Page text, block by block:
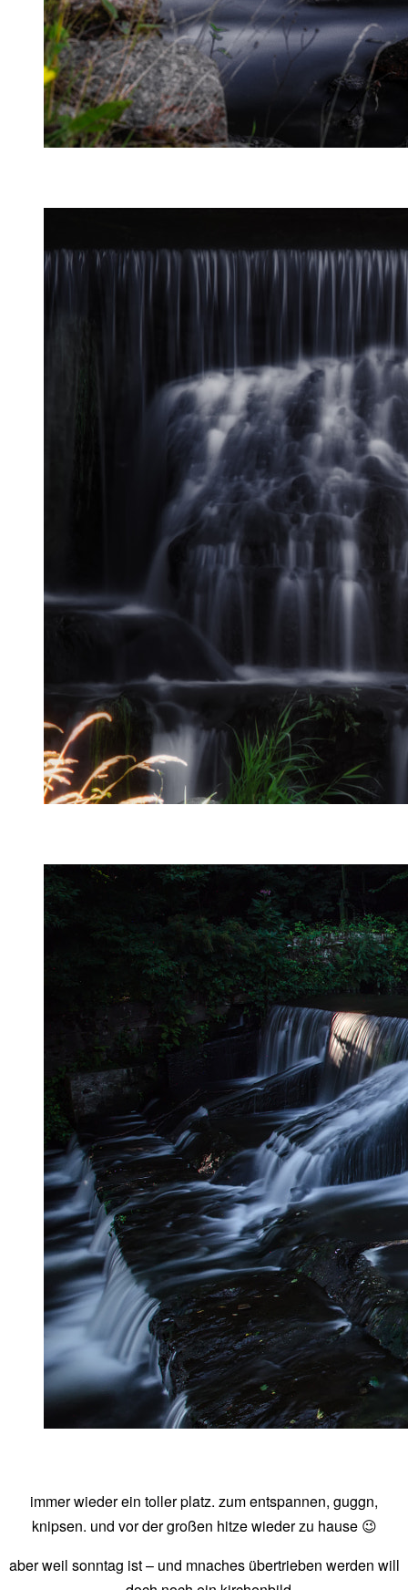
immer wieder ein toller platz. zum entspannen, guggn,
knipsen. und vor der großen hitze wieder zu hause 😉
aber weil sonntag ist – und mnaches übertrieben werden will